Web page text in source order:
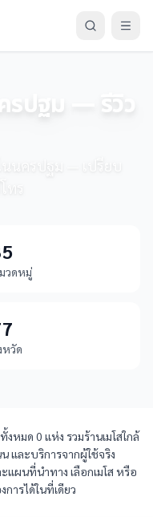
รปฐม — รีวิว
นครปฐม — เปรียบ
ร
วดหมู่
หวัด
หมด 0 แห่ง รวมร้านเมโสใกล้
และบริการจากผู้ใช้จริง
แผนที่นำทาง เลือกเมโส หรือ
ารได้ในที่เดียว